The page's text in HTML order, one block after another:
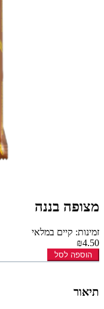
מצופה בננה
זמינות: קיים במלאי
₪4.50
הוספה לסל
תיאור